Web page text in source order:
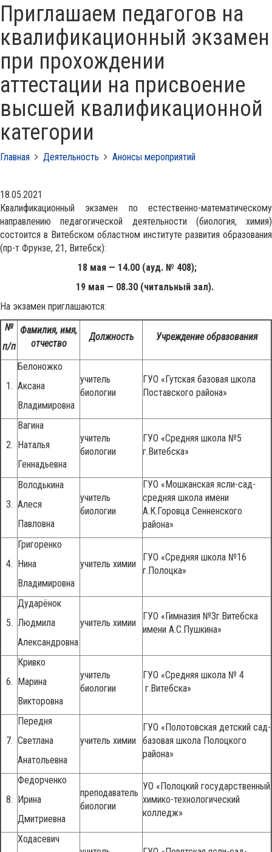
Приглашаем педагогов на
квалификационный экзамен
при прохождении
аттестации на присвоение
высшей квалификационной
категории
Главная Деятельность Анонсы мероприятий
18.05.2021
Квалификационный экзамен по естественно-математическому
направлению педагогической деятельности (биология, химия)
состоится в Витебском областном институте развития образования
(пр-т Фрунзе, 21, Витебск):
18 мая — 14.00 (ауд. № 408);
19 мая — 08.30 (читальный зал).
На экзамен приглашаются:
№
п/п
Фамилия, имя,
отчество
Должность Учреждение образования
1.
Белоножко
Аксана
Владимировна
учитель
биологии
ГУО «Гутская базовая школа
Поставского района»
2.
Вагина
Наталья
Геннадьевна
учитель
биологии
ГУО «Средняя школа №5
г.Витебска»
3.
Володькина
Алеся
Павловна
учитель
биологии
ГУО «Мошканская ясли-сад-
средняя школа имени
А.К.Горовца Сенненского
района»
4.
Григоренко
Нина
Владимировна
учитель химии
ГУО «Средняя школа №16
г.Полоцка»
5.
Дударёнок
Людмила
Александровна
учитель химии
ГУО «Гимназия №3г.Витебска
имени А.С.Пушкина»
6.
Кривко
Марина
Викторовна
учитель
биологии
ГУО «Средняя школа № 4
г.Витебска»
7.
Передня
Светлана
Анатольевна
учитель химии
ГУО «Полотовская детский сад-
базовая школа Полоцкого
района»
8.
Федорченко
Ирина
Дмитриевна
преподаватель
биологии
УО «Полоцкий государственный
химико-технологический
колледж»
Ходасевич